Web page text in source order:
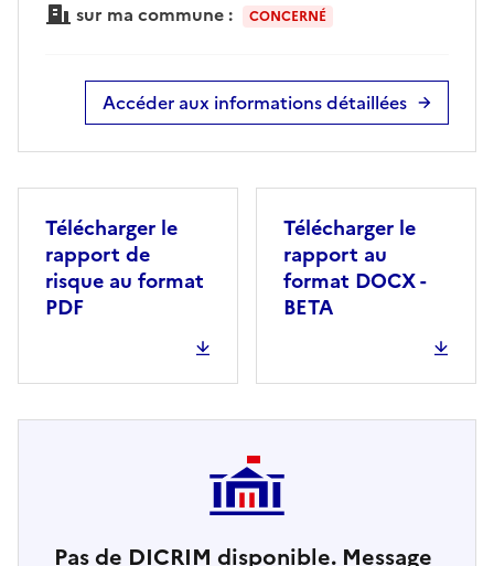
sur ma commune : CONCERNÉ
Accéder aux informations détaillées
Télécharger le
rapport de
risque au format
PDF
Télécharger le
rapport au
format DOCX -
BETA
Pas de DICRIM disponible. Message